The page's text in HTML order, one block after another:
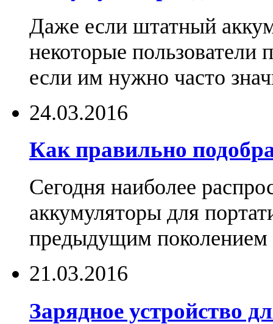
Даже если штатный
некоторые пользователи
если им нужно часто
24.03.2016
Как правильно
Сегодня наиболее
аккумуляторы для
предыдущим поколением
21.03.2016
Зарядное устройство